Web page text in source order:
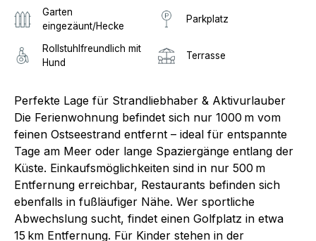
Garten
eingezäunt/Hecke
Parkplatz
Rollstuhlfreundlich mit
Hund
Terrasse
Perfekte Lage für Strandliebhaber & Aktivurlauber
Die Ferienwohnung befindet sich nur 1000 m vom
feinen Ostseestrand entfernt – ideal für entspannte
Tage am Meer oder lange Spaziergänge entlang der
Küste. Einkaufsmöglichkeiten sind in nur 500 m
Entfernung erreichbar, Restaurants befinden sich
ebenfalls in fußläufiger Nähe. Wer sportliche
Abwechslung sucht, findet einen Golfplatz in etwa
15 km Entfernung. Für Kinder stehen in der